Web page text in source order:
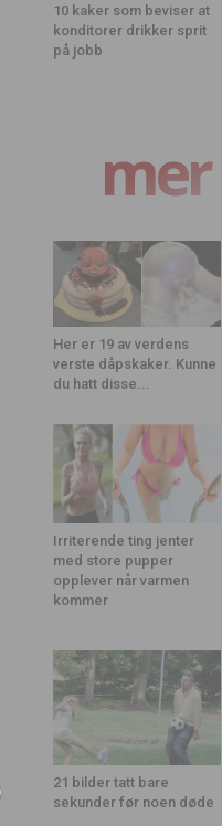
10 kaker som beviser at
konditorer drikker sprit
på jobb
mer
Her er 19 av verdens
verste dåpskaker. Kunne
du hatt disse...
Irriterende ting jenter
med store pupper
opplever når varmen
kommer
21 bilder tatt bare
sekunder før noen døde